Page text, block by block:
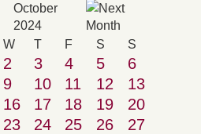
October
2024
W T F S S
2 3 4 5
6
9 10 11 12
13
16 17 18 19
20
23 24 25 26
27